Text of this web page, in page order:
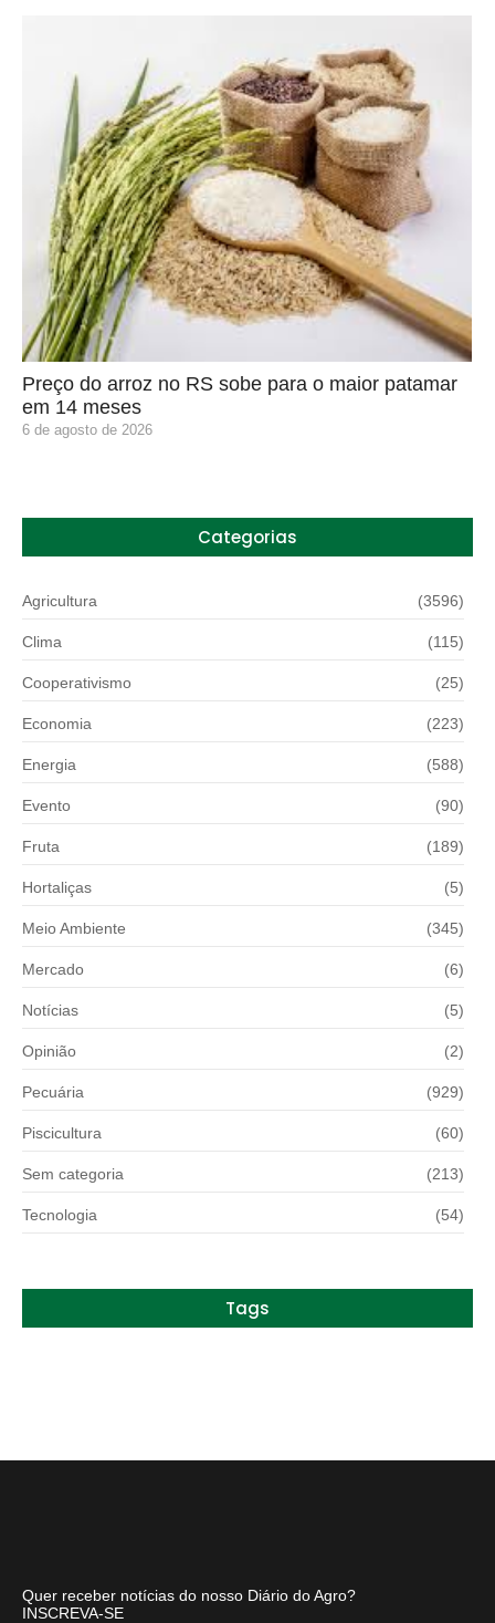
Preço do arroz no RS sobe para o maior patamar
em 14 meses
6 de agosto de 2026
Categorias
Agricultura (3596)
Clima (115)
Cooperativismo (25)
Economia (223)
Energia (588)
Evento (90)
Fruta (189)
Hortaliças (5)
Meio Ambiente (345)
Mercado (6)
Notícias (5)
Opinião (2)
Pecuária (929)
Piscicultura (60)
Sem categoria (213)
Tecnologia (54)
Tags
Quer receber notícias do nosso Diário do Agro?
INSCREVA-SE